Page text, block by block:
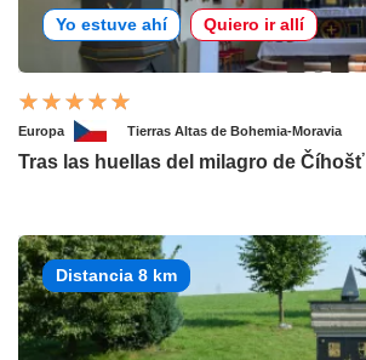
Yo estuve ahí Quiero ir allí
Europa Tierras Altas de Bohemia-Moravia
Tras las huellas del milagro de Číhošť
Distancia 8 km